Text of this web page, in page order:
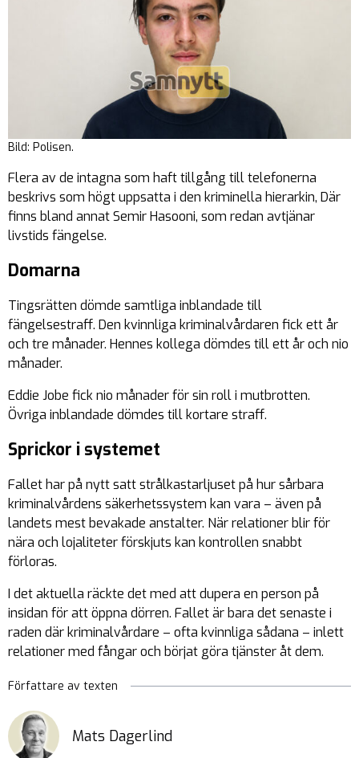
Bild: Polisen.
Flera av de intagna som haft tillgång till telefonerna
beskrivs som högt uppsatta i den kriminella hierarkin, Där
finns bland annat Semir Hasooni, som redan avtjänar
livstids fängelse.
Domarna
Tingsrätten dömde samtliga inblandade till
fängelsestraff. Den kvinnliga kriminalvårdaren fick ett år
och tre månader. Hennes kollega dömdes till ett år och nio
månader.
Eddie Jobe fick nio månader för sin roll i mutbrotten.
Övriga inblandade dömdes till kortare straff.
Sprickor i systemet
Fallet har på nytt satt strålkastarljuset på hur sårbara
kriminalvårdens säkerhetssystem kan vara – även på
landets mest bevakade anstalter. När relationer blir för
nära och lojaliteter förskjuts kan kontrollen snabbt
förloras.
I det aktuella räckte det med att dupera en person på
insidan för att öppna dörren. Fallet är bara det senaste i
raden där kriminalvårdare – ofta kvinnliga sådana – inlett
relationer med fångar och börjat göra tjänster åt dem.
Författare av texten
Mats Dagerlind